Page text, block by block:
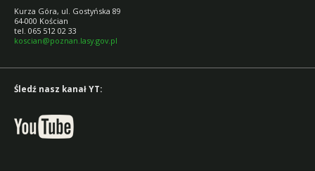
Kurza Góra, ul. Gostyńska 89
64-000 Kościan
tel. 065 512 02 33
koscian@poznan.lasy.gov.pl
Śledź nasz kanał YT: